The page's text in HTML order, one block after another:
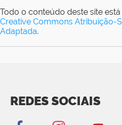
Todo o conteúdo deste site
Creative Commons Atribuição-
Adaptada.
REDES SOCIAIS